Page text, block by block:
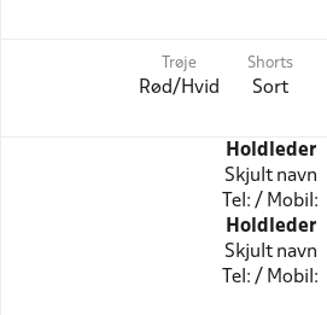
Trøje
Rød/Hvid
Shorts
Sort
Holdleder
Skjult navn
Tel: / Mobil:
Holdleder
Skjult navn
Tel: / Mobil: